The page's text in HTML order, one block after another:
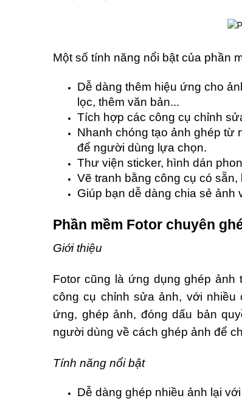
Một số tính năng nổi bật của phần
Dễ dàng thêm hiệu ứng cho
lọc, thêm văn bản...
Tích hợp các công cụ chỉnh
Nhanh chóng tạo ảnh ghép từ
để người dùng lựa chọn.
Thư viện sticker, hình dán
Vẽ tranh bằng công cụ có
Giúp bạn dễ dàng chia sẻ ảnh
Phần mềm Fotor chuyên
Giới thiệu
Fotor cũng là ứng dụng ghép
công cụ chỉnh sửa ảnh, với
ứng, ghép ảnh, đóng dấu bản
người dùng về cách ghép ảnh để
Tính năng nổi bật
Dễ dàng ghép nhiều ảnh lại